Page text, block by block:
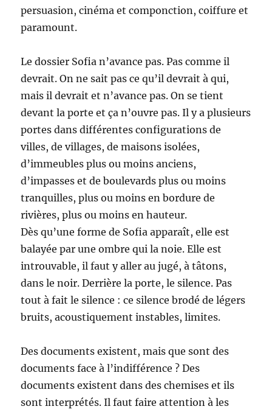
persuasion, cinéma et componction, coiffure et
paramount.
Le dossier Sofia n’avance pas. Pas comme il
devrait. On ne sait pas ce qu’il devrait à qui,
mais il devrait et n’avance pas. On se tient
devant la porte et ça n’ouvre pas. Il y a plusieurs
portes dans différentes configurations de
villes, de villages, de maisons isolées,
d’immeubles plus ou moins anciens,
d’impasses et de boulevards plus ou moins
tranquilles, plus ou moins en bordure de
rivières, plus ou moins en hauteur.
Dès qu’une forme de Sofia apparaît, elle est
balayée par une ombre qui la noie. Elle est
introuvable, il faut y aller au jugé, à tâtons,
dans le noir. Derrière la porte, le silence. Pas
tout à fait le silence : ce silence brodé de légers
bruits, acoustiquement instables, limites.
Des documents existent, mais que sont des
documents face à l’indifférence ? Des
documents existent dans des chemises et ils
sont interprétés. Il faut faire attention à les